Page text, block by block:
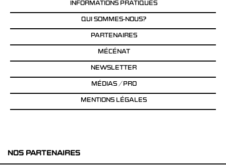
INFORMATIONS PRATIQUES
QUI SOMMES-NOUS?
PARTENAIRES
MÉCÉNAT
NEWSLETTER
MÉDIAS / PRO
MENTIONS LÉGALES
NOS PARTENAIRES